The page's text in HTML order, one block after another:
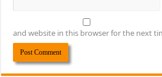
and website in this browser for the next